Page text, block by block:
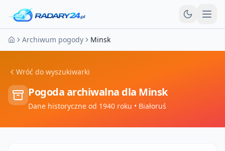
Strona główna
Archiwum pogody Minsk
Wróć do wyszukiwarki
Pogoda archiwalna dla Minsk
Dane historyczne od 1940 roku • Białoruś